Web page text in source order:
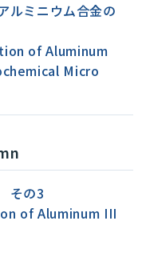
ルミニウム合金の
of Aluminum
Micro
その3
of Aluminum III